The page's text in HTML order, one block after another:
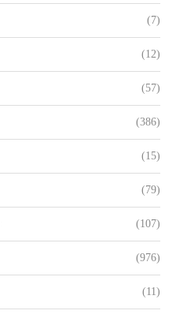
(7)
(12)
(57)
(386)
(15)
(79)
(107)
(976)
(11)